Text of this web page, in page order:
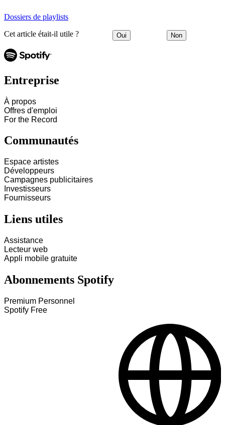
Dossiers de playlists
Cet article était-il utile ? Oui Non
Entreprise
À propos
Offres d'emploi
For the Record
Communautés
Espace artistes
Développeurs
Campagnes publicitaires
Investisseurs
Fournisseurs
Liens utiles
Assistance
Lecteur web
Appli mobile gratuite
Abonnements Spotify
Premium Personnel
Spotify Free